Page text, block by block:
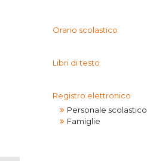
Orario scolastico
Libri di testo
Registro elettronico
Personale scolastico
Famiglie